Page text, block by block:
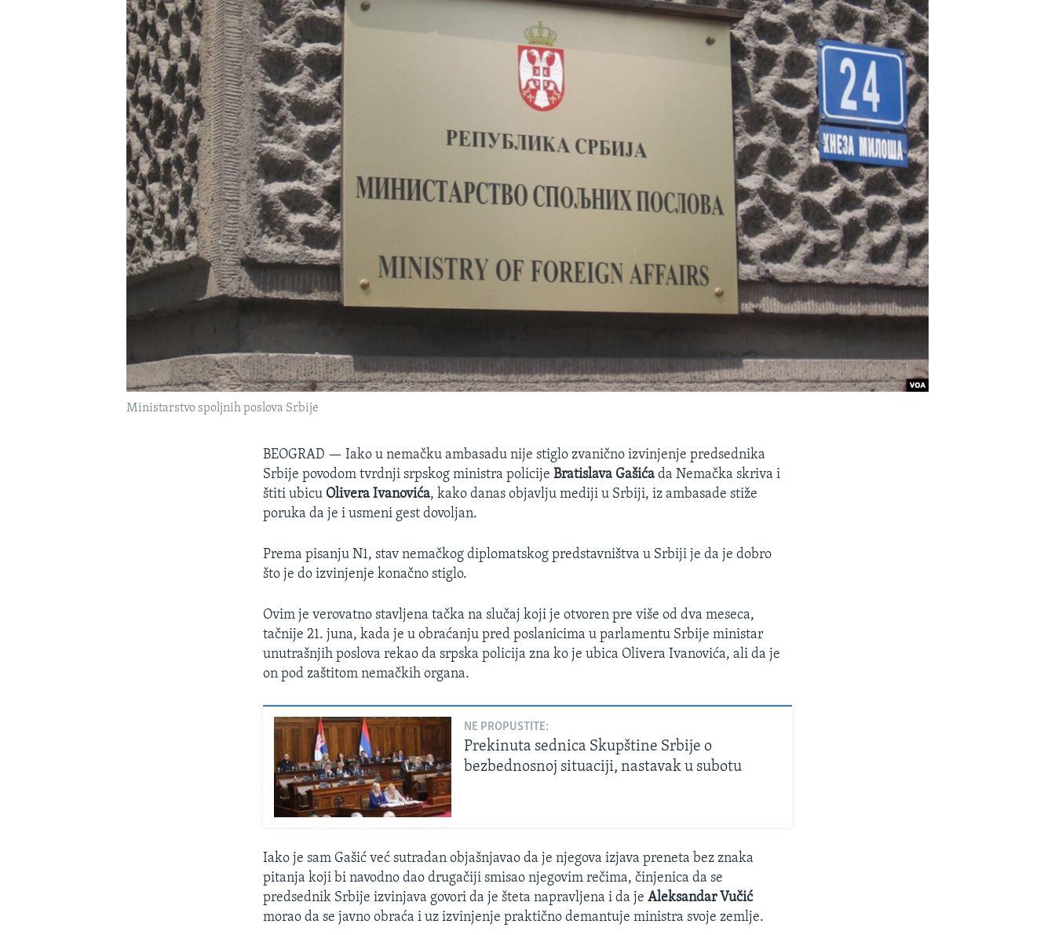
Ministarstvo spoljnih poslova Srbije
BEOGRAD —Iako u nemačku ambasadu nije stiglo zvanično izvinjenje predsednika
Srbije povodom tvrdnji srpskog ministra policijeBratislava Gašića da Nemačka skriva i
štiti ubicu Olivera Ivanovića, kako danas objavlju mediji u Srbiji, iz ambasade stiže
poruka da je i usmeni gest dovoljan.
Prema pisanju N1, stav nemačkog diplomatskog predstavništva u Srbiji je da je dobro
što je do izvinjenje konačno stiglo.
Ovim je verovatno stavljena tačka na slučaj koji je otvoren pre više od dva meseca,
tačnije 21. juna, kada je u obraćanju pred poslanicima u parlamentu Srbije ministar
unutrašnjih poslova rekao da srpska policija zna ko je ubica Olivera Ivanovića, ali da je
on pod zaštitom nemačkih organa.
NE PROPUSTITE:
Prekinuta sednica Skupštine Srbije o
bezbednosnoj situaciji, nastavak u subotu
Iako je sam Gašić već sutradan objašnjavao da je njegova izjava preneta bez znaka
pitanja koji bi navodno dao drugačiji smisao njegovim rečima, činjenica da se
predsednik Srbije izvinjava govori da je šteta napravljena i da jeAleksandar Vučić
morao da se javno obraća i uz izvinjenje praktično demantuje ministra svoje zemlje.